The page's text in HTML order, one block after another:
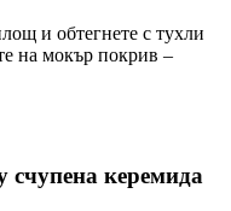
и обтегнете с тухли
на мокър покрив –
счупена керемида